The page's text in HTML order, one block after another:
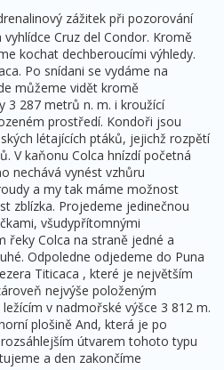
zážitek při pozorování
Cruz del Condor. Kromě
kochat dechberoucími výhledy.
Po snídani se vydáme na
můžeme vidět kromě
3 287 metrů n. m. i kroužící
prostředí. Kondoři jsou
létajících ptáků, jejichž rozpětí
V kaňonu Colca hnízdí početná
nechává vynést vzhůru
a my tak máme možnost
zblízka. Projedeme jedinečnou
všudypřítomnými
řeky Colca na straně jedné a
Odpoledne odjedeme do Puna
Titicaca , které je největším
nejvýše položeným
v nadmořské výšce 3 812 m.
plošině And, která je po
útvarem tohoto typu
a den zakončíme